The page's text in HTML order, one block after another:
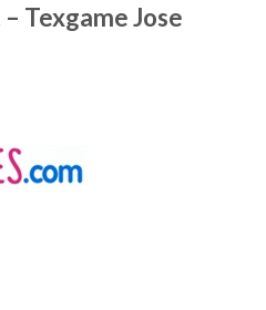
Texgame Jose